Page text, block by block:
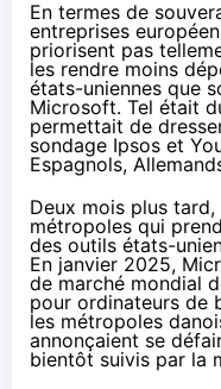
En termes de
entreprises
priorisent pas
les rendre moins
états-uniennes que
Microsoft. Tel était
permettait de
sondage Ipsos et
Espagnols,
Deux mois plus tard,
métropoles qui
des outils états-
En janvier 2025,
de marché mondial
pour ordinateurs de
les métropoles
annonçaient se
bientôt suivis par la